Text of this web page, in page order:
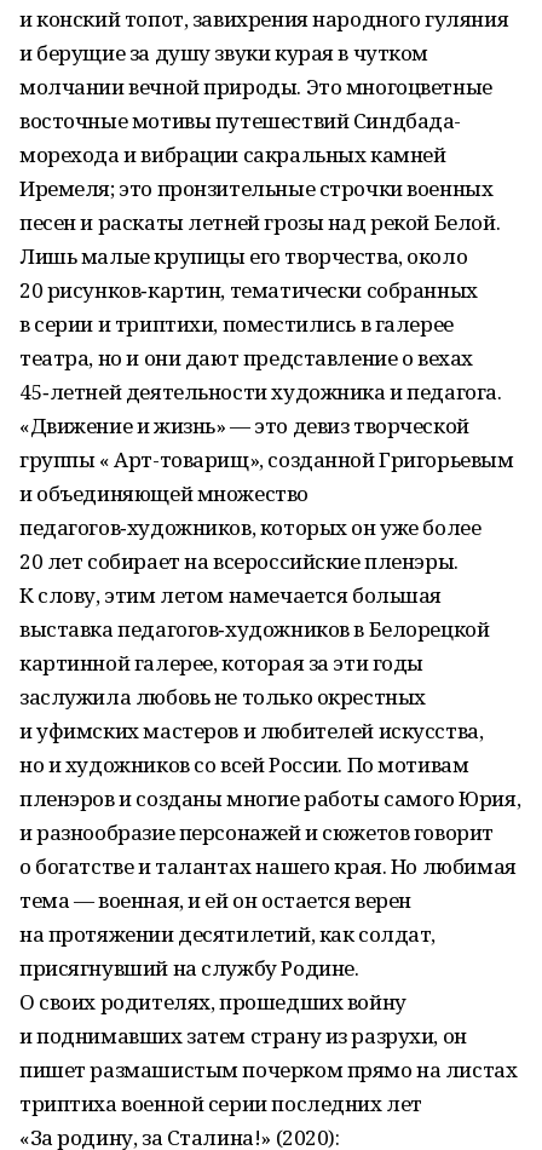
и конский топот, завихрения народного гуляния
и берущие за душу звуки курая в чутком
молчании вечной природы. Это многоцветные
восточные мотивы путешествий Синдбада-
морехода и вибрации сакральных камней
Иремеля; это пронзительные строчки военных
песен и раскаты летней грозы над рекой Белой.
Лишь малые крупицы его творчества, около
20 рисунков‑картин, тематически собранных
в серии и триптихи, поместились в галерее
театра, но и они дают представление о вехах
45‑летней деятельности художника и педагога.
«Движение и жизнь» — это девиз творческой
группы « Арт-товарищ», созданной Григорьевым
и объединяющей множество
педагогов‑художников, которых он уже более
20 лет собирает на всероссийские пленэры.
К слову, этим летом намечается большая
выставка педагогов‑художников в Белорецкой
картинной галерее, которая за эти годы
заслужила любовь не только окрестных
и уфимских мастеров и любителей искусства,
но и художников со всей России. По мотивам
пленэров и созданы многие работы самого Юрия,
и разнообразие персонажей и сюжетов говорит
о богатстве и талантах нашего края. Но любимая
тема — военная, и ей он остается верен
на протяжении десятилетий, как солдат,
присягнувший на службу Родине.
О своих родителях, прошедших войну
и поднимавших затем страну из разрухи, он
пишет размашистым почерком прямо на листах
триптиха военной серии последних лет
«За родину, за Сталина!» (2020):